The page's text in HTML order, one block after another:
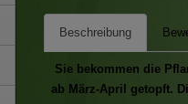
Beschreibung
Sie bekommen die
ab März-April getopft.